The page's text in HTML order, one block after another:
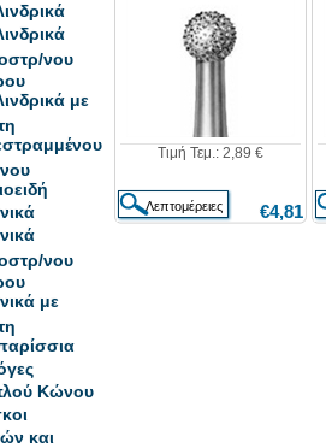
νου
με
νου
με
Κώνου
και
Τιμή Τεμ.: 2,89 €
€4,81